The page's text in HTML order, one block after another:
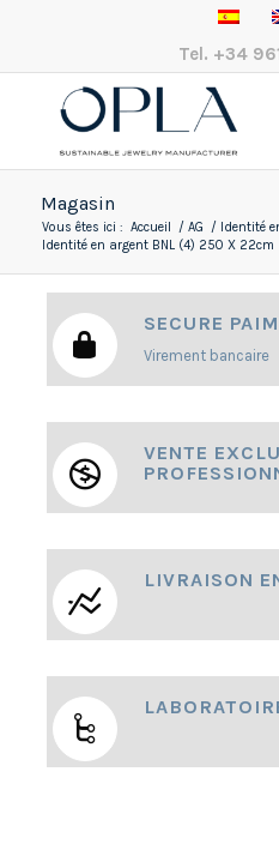
Tel. +34
Magasin
Vous êtes ici : Accueil / AG / Identité
Identité en argent BNL (4) 250 X 22cm
SECURE
Virement bancaire
VENTE
LIVRAISON